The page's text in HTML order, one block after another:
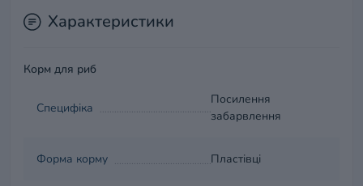
Характеристики
Корм для риб
Специфіка
Посилення
забарвлення
Форма корму Пластівці